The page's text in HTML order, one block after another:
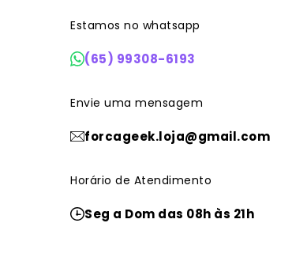
Estamos no whatsapp
(65) 99308-6193
Envie uma mensagem
forcageek.loja@gmail.com
Horário de Atendimento
Seg a Dom das 08h às 21h